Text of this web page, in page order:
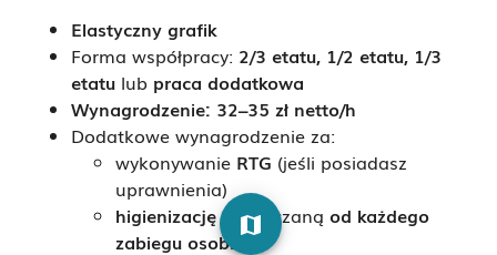
Elastyczny grafik
Forma współpracy: 2/3 etatu, 1/2 etatu, 1/3
etatu lub praca dodatkowa
Wynagrodzenie: 32–35 zł netto/h
Dodatkowe wynagrodzenie za:
wykonywanie RTG (jeśli posiadasz
uprawnienia)
higienizację– rozliczaną od każdego
zabiegu osobno
map